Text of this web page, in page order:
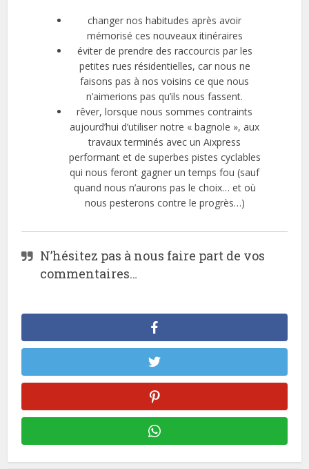
changer nos habitudes après avoir
mémorisé ces nouveaux itinéraires
éviter de prendre des raccourcis par les
petites rues résidentielles, car nous ne
faisons pas à nos voisins ce que nous
n’aimerions pas qu’ils nous fassent.
rêver, lorsque nous sommes contraints
aujourd’hui d’utiliser notre « bagnole », aux
travaux terminés avec un Aixpress
performant et de superbes pistes cyclables
qui nous feront gagner un temps fou (sauf
quand nous n’aurons pas le choix… et où
nous pesterons contre le progrès…)
N’hésitez pas à nous faire part de vos
commentaires…